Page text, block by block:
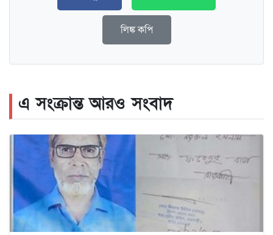
লিঙ্ক কপি
এ সংক্রান্ত আরও সংবাদ